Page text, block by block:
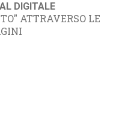
DIGITALE
ATTRAVERSO LE